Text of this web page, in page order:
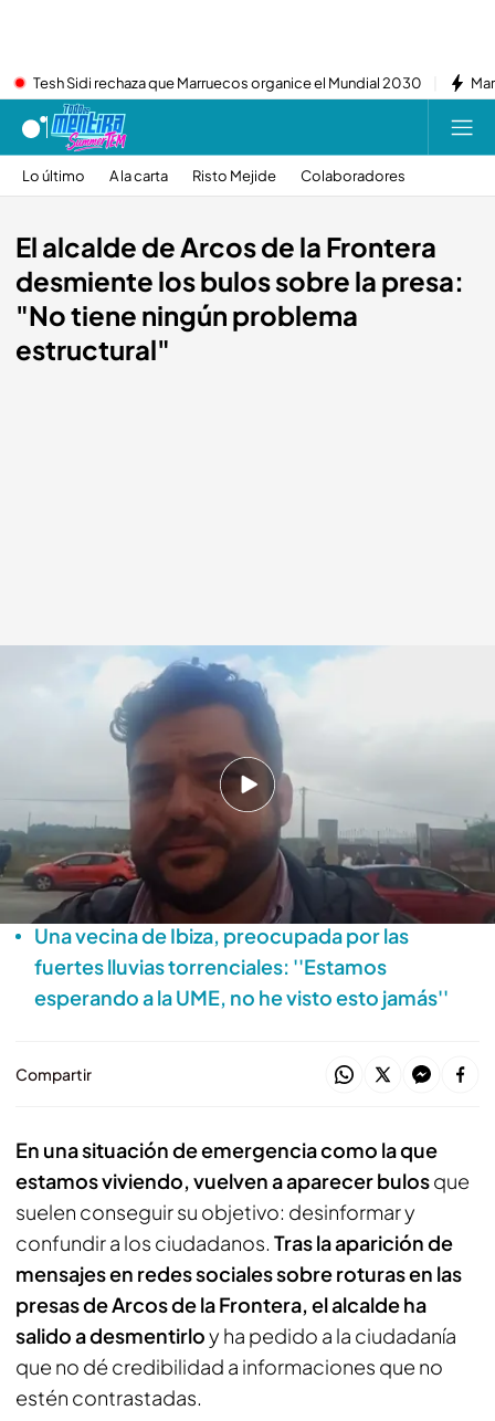
Tesh Sidi rechaza que Marruecos organice el Mundial 2030
Lo último A la carta Risto Mejide Colaboradores
El alcalde de Arcos de la Frontera
desmiente los bulos sobre la presa:
"No tiene ningún problema
estructural"
Miguel Rodríguez, alcalde de Arcos de la Frontera, en 'Todo es mentira'
Todo es mentira
05 FEB 2026 - 18:25h.
El alcalde de Arcos de la Frontera desmiente
informaciones falsas sobre la presa y pide a la
ciudadanía que solo confíe en fuentes oficiales
Una vecina de Ibiza, preocupada por las
fuertes lluvias torrenciales: ''Estamos
esperando a la UME, no he visto esto jamás''
Compartir
En una situación de emergencia como la que
estamos viviendo, vuelven a aparecer bulosque
suelen conseguir su objetivo: desinformar y
confundir a los ciudadanos. Tras la aparición de
mensajes en redes sociales sobre roturas en las
presas de Arcos de la Frontera, el alcalde ha
salido a desmentirloy ha pedido a la ciudadanía
que no dé credibilidad a informaciones que no
estén contrastadas.